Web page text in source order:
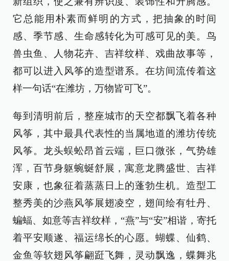
它总能用朴素而鲜明的方式，把抽象的时间
感、季节感、生命感转化为可感可见的美。鸟
兽虫鱼、人物花卉、吉祥纹样、戏曲故事等，
都可以进入风筝的造型谱系。在坊间流传着这
样一句话“在潍坊，万物皆可飞”。
每到清明前后，整座城市的天空都飘飞着各种
风筝，其中最具代表性的当属地道的潍坊传统
风筝。龙头蜈蚣昂首云端，巨口微张，气势雄
浑，百节身躯蜿蜒舒展，寓意龙腾盛世、吉祥
安康，也象征着蒸蒸日上的蓬勃生机。造型工
整秀美的沙燕风筝展翅凌空，翅间绘有牡丹、
蝙蝠、如意等吉祥纹样，“燕”与“安”相谐，寄托
着平安顺遂、福运绵长的心愿。蝴蝶、仙鹤、
金鱼等软翅风筝翩跹飞舞，灵动飘逸，蝶舞兆